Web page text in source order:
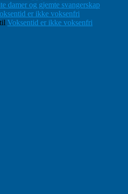
damer og gjemte svangerskap
er ikke voksenfri
til Voksentid er ikke voksenfri